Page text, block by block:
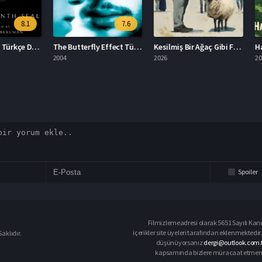
8.1
Yedinci Mühür Türkçe Dublaj İzle
7.6
The Butterfly Effect Türkçe Dublaj İzle Kesilmiş Bir Ağaç Gibi Filmi İzle
Spoiler
Filmizlemeadresi olarak 5651 Sayılı
içerikler site üyeleri tarafından
düşünüyorsanız
kapsamında bizlere müracaat